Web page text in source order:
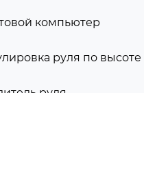
компьютер
руля по высоте
руля